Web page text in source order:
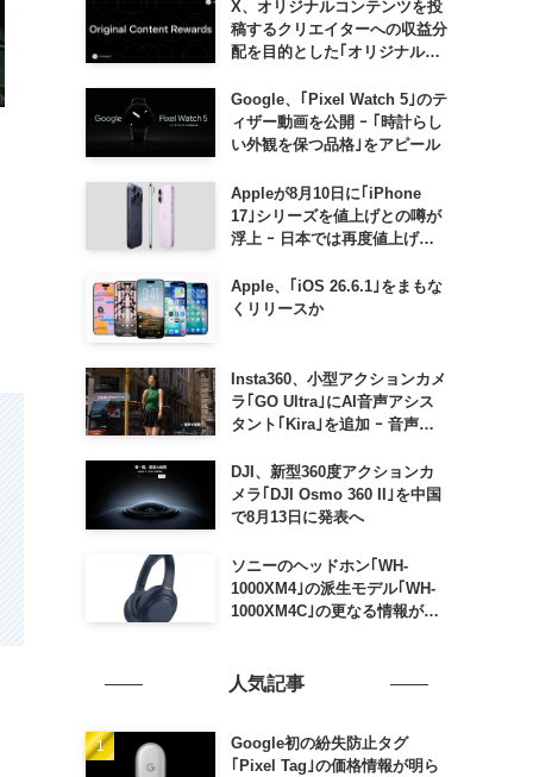
X、オリジナルコンテンツを投
稿するクリエイターへの収益分
配を目的とした｢オリジナルコ
入へ ｰ 従来の｢収益分配｣は廃
止
Google、｢Pixel Watch 5｣のテ
ィザー動画を公開 ｰ ｢時計らし
い外観を保つ品格｣をアピール
Appleが8月10日に｢iPhone
17｣シリーズを値上げとの噂が
浮上 ｰ 日本では再度値上げの
Apple、｢iOS 26.6.1｣をまもな
くリリースか
Insta360、小型アクションカメ
ラ｢GO Ultra｣にAI音声アシス
タント｢Kira｣を追加 ｰ 音声で
などが利用可能に
DJI、新型360度アクションカ
メラ｢DJI Osmo 360 II｣を中国
で8月13日に発表へ
ソニーのヘッドホン｢WH-
1000XM4｣の派生モデル｢WH-
1000XM4C｣の更なる情報が明
人気記事
Google初の紛失防止タグ
｢Pixel Tag｣の価格情報が明ら